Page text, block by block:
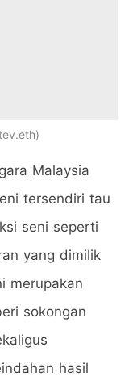
Malaysia
tersendiri tau
seni seperti
yang dimilik
merupakan
sokongan
hasil